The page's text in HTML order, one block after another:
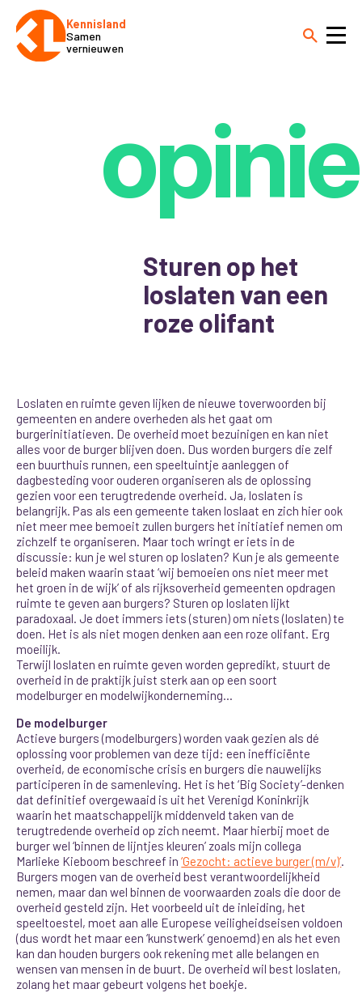
Kennisland
Samen
vernieuwen
opinie
Sturen op het
loslaten van een
roze olifant
Loslaten en ruimte geven lijken de nieuwe toverwoorden bij
gemeenten en andere overheden als het gaat om
burgerinitiatieven. De overheid moet bezuinigen en kan niet
alles voor de burger blijven doen. Dus worden burgers die zelf
een buurthuis runnen, een speeltuintje aanleggen of
dagbesteding voor ouderen organiseren als de oplossing
gezien voor een terugtredende overheid. Ja, loslaten is
belangrijk. Pas als een gemeente taken loslaat en zich hier ook
niet meer mee bemoeit zullen burgers het initiatief nemen om
zichzelf te organiseren. Maar toch wringt er iets in de
discussie: kun je wel sturen op loslaten? Kun je als gemeente
beleid maken waarin staat ‘wij bemoeien ons niet meer met
het groen in de wijk’ of als rijksoverheid gemeenten opdragen
ruimte te geven aan burgers? Sturen op loslaten lijkt
paradoxaal. Je doet immers iets (sturen) om niets (loslaten) te
doen. Het is als niet mogen denken aan een roze olifant. Erg
moeilijk.
Terwijl loslaten en ruimte geven worden gepredikt, stuurt de
overheid in de praktijk juist sterk aan op een soort
modelburger en modelwijkonderneming…
De modelburger
Actieve burgers (modelburgers) worden vaak gezien als dé
oplossing voor problemen van deze tijd: een inefficiënte
overheid, de economische crisis en burgers die nauwelijks
participeren in de samenleving. Het is het ‘Big Society’-denken
dat definitief overgewaaid is uit het Verenigd Koninkrijk
waarin het maatschappelijk middenveld taken van de
terugtredende overheid op zich neemt. Maar hierbij moet de
burger wel ‘binnen de lijntjes kleuren’ zoals mijn collega
Marlieke Kieboom beschreef in‘Gezocht: actieve burger (m/v)’.
Burgers mogen van de overheid best verantwoordelijkheid
nemen, maar dan wel binnen de voorwaarden zoals die door de
overheid gesteld zijn. Het voorbeeld uit de inleiding, het
speeltoestel, moet aan alle Europese veiligheidseisen voldoen
(dus wordt het maar een ‘kunstwerk’ genoemd) en als het even
kan dan houden burgers ook rekening met alle belangen en
wensen van mensen in de buurt. De overheid wil best loslaten,
zolang het maar gebeurt volgens het boekje.